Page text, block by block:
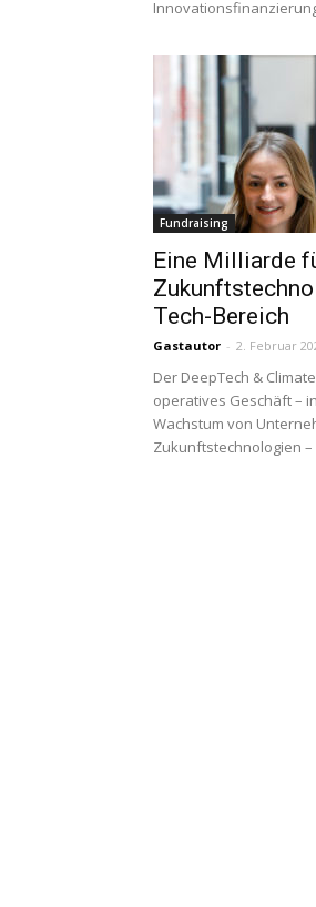
Fundraising
Eine Milliarde
Tech-Bereich
Gastautor - 2. Februar
Der DeepTech &
operatives Geschäft –
Wachstum von
Zukunftstechnologien –